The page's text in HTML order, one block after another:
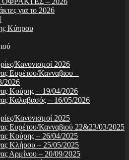
για το 2026
Κύπρου
Κανονισμοί 2026
Ευρέτου/Κανναβιου –
2026
Κούρης – 19/04/2026
Καλαβασός – 16/05/2026
Κανονισμοί 2025
Ευρέτου/Κανναβιού 22&23/03/2025
Κούρης – 26/04/2025
Κλήρου – 25/05/2025
Αρμίνου – 20/09/2025